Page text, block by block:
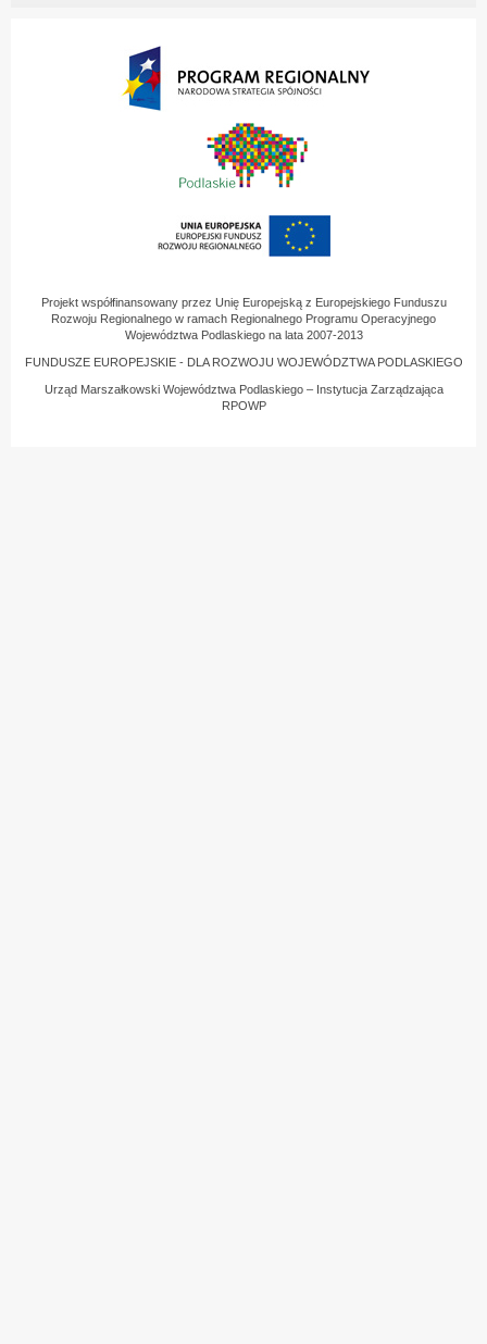
Projekt współfinansowany przez Unię Europejską z Europejskiego Funduszu
Rozwoju Regionalnego w ramach Regionalnego Programu Operacyjnego
Województwa Podlaskiego na lata 2007-2013
FUNDUSZE EUROPEJSKIE - DLA ROZWOJU WOJEWÓDZTWA PODLASKIEGO
Urząd Marszałkowski Województwa Podlaskiego – Instytucja Zarządzająca
RPOWP